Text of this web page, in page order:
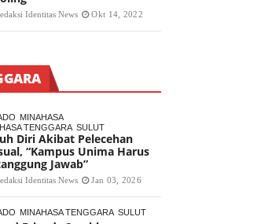
Identitas News Okt 14, 2022
MINAHASA
TENGGARA SULUT
Diri Akibat Pelecehan
“Kampus Unima Harus
Jawab”
Identitas News Jan 03, 2026
MINAHASA TENGGARA SULUT